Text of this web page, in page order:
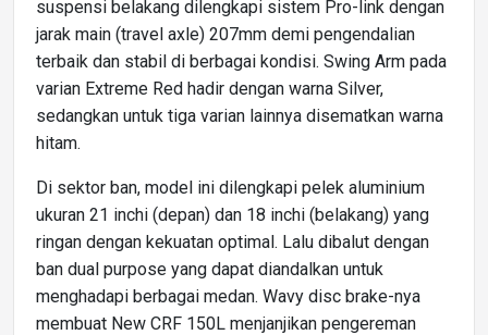
suspensi belakang dilengkapi sistem Pro-link dengan
jarak main (travel axle) 207mm demi pengendalian
terbaik dan stabil di berbagai kondisi. Swing Arm pada
varian Extreme Red hadir dengan warna Silver,
sedangkan untuk tiga varian lainnya disematkan warna
hitam.
Di sektor ban, model ini dilengkapi pelek aluminium
ukuran 21 inchi (depan) dan 18 inchi (belakang) yang
ringan dengan kekuatan optimal. Lalu dibalut dengan
ban dual purpose yang dapat diandalkan untuk
menghadapi berbagai medan. Wavy disc brake-nya
membuat New CRF 150L menjanjikan pengereman